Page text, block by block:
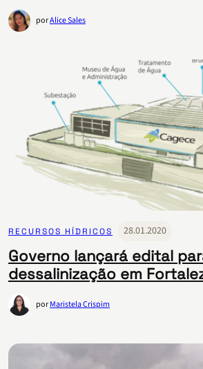
porAlice Sales
RECURSOS HÍDRICOS 28.01.2020
Governo lançará edital
dessalinização em
porMaristela Crispim